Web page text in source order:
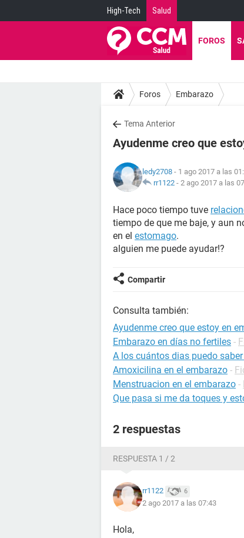
High-Tech Salud
FOROS
Foros Embarazo
Tema Anterior
Ayudenme creo que
ledy2708 - 1 ago 2017 a las
rr1122 - 2 ago 2017 a las
Hace poco tiempo tuve
tiempo de que me baje, y aun
en el estomago.
alguien me puede ayudar!?
Compartir
Consulta también:
Ayudenme creo que estoy en
Embarazo en días no fertiles -
A los cuántos dias puedo
Amoxicilina en el embarazo -
Menstruacion en el embarazo -
Que pasa si me da toques y
2 respuestas
RESPUESTA 1 / 2
rr1122 6
2 ago 2017 a las 07:43
Hola,